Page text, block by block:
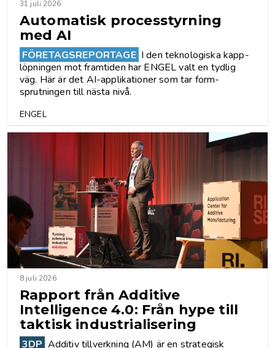
31 juli 2026
Automatisk proces­styrning
med AI
FÖRETAGSREPORTAGE I den teknologiska kapp­
löpningen mot framtiden har ENGEL valt en tydlig
väg. Här är det AI-applikationer som tar ­form­
sprutningen till nästa nivå.
ENGEL
8 juli 2026
Rapport från Additive
Intelligence 4.0: Från hype till
taktisk industrialisering
3DP Additiv tillverkning (AM) är en strategisk